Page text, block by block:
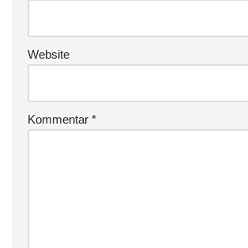
Website
Kommentar *